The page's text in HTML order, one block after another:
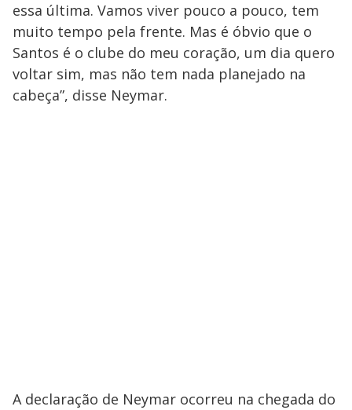
essa última. Vamos viver pouco a pouco, tem
muito tempo pela frente. Mas é óbvio que o
Santos é o clube do meu coração, um dia quero
voltar sim, mas não tem nada planejado na
cabeça”, disse Neymar.
A declaração de Neymar ocorreu na chegada do